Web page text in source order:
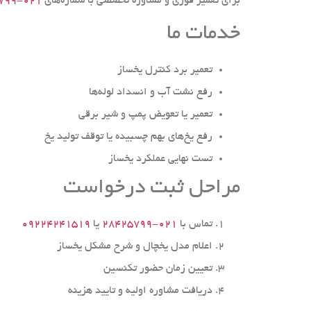
خدمات ما
تعمیر برد کنترل یخساز
رفع نشت آب و انسداد لوله‌ها
تعمیر یا تعویض پمپ و شیر برقی
رفع یخ‌های بهم چسبیده یا توقف تولید یخ
تست نهایی عملکرد یخساز
مراحل ثبت درخواست
تماس با ۰۲۱-۲۸۴۲۵۷۹۹ یا ۰۹۲۲۴۲۴۱۵۱۹
اعلام مدل یخچال و شرح مشکل یخساز
تعیین زمان حضور تکنسین
دریافت مشاوره اولیه و تایید هزینه